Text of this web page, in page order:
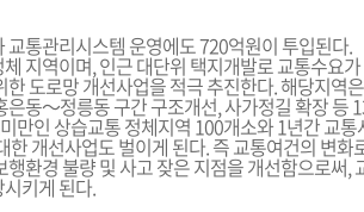
교통관리시스템 운영에도 720억원이 투입된다.
지역이며, 인근 대단위 택지개발로 교통수요
한 도로망 개선사업을 적극 추진한다. 해당지역
은동～정릉동 구간 구조개선, 사가정길 확장 등
만인 상습교통 정체지역 100개소와 1년간 교
한 개선사업도 벌이게 된다. 즉 교통여건의 변화
행환경 불량 및 사고 잦은 지점을 개선함으로써,
키게 된다.